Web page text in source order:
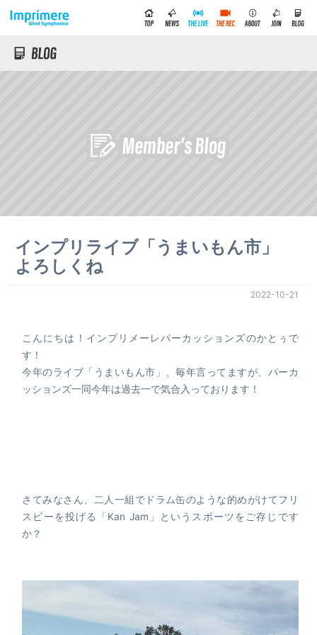
インプリライブ「うまいもん市」
よろしくね
2022-10-21
こんにちは！インプリメーレパーカッションズのかとぅで
す！
今年のライブ「うまいもん市」、毎年言ってますが、パーカ
ッションズ一同今年は過去一で気合入っております！
さてみなさん、二人一組でドラム缶のような的めがけてフリ
スビーを投げる「Kan Jam」というスポーツをご存じです
か？